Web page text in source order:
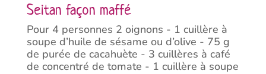
Seitan façon maffé
Pour 4 personnes 2 oignons - 1 cuillère à
soupe d’huile de sésame ou d’olive - 75 g
de purée de cacahuète - 3 cuillères à café
de concentré de tomate - 1 cuillère à soupe